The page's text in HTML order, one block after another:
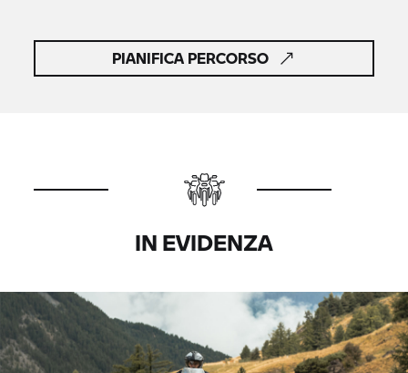
PIANIFICA PERCORSO
IN EVIDENZA